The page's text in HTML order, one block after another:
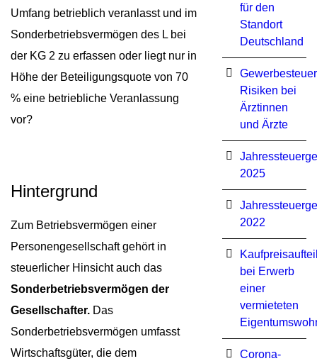
Umfang betrieblich veranlasst und im
Sonderbetriebsvermögen des L bei
der KG 2 zu erfassen oder liegt nur in
Höhe der Beteiligungsquote von 70
% eine betriebliche Veranlassung
vor?
Hintergrund
Zum Betriebsvermögen einer
Personengesellschaft gehört in
steuerlicher Hinsicht auch das
Sonderbetriebsvermögen der
Gesellschafter. Das
Sonderbetriebsvermögen umfasst
Wirtschaftsgüter, die dem
für den
Standort
Deutschland
Risiken bei
Ärztinnen
und Ärzte
2025
2022
bei Erwerb
einer
vermieteten
Corona-